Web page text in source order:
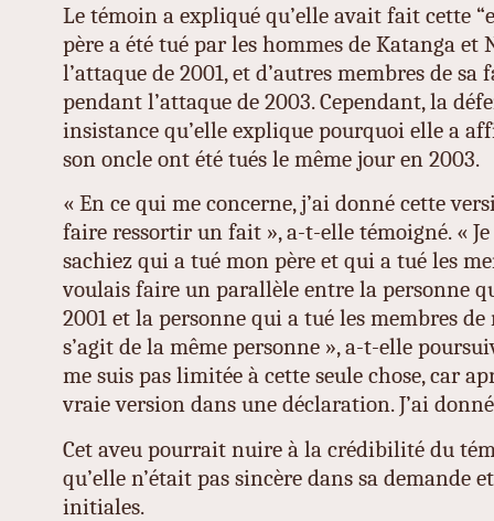
Le témoin a expliqué qu’elle avait fait cette
père a été tué par les hommes de Katanga et
l’attaque de 2001, et d’autres membres de
pendant l’attaque de 2003. Cependant, la
insistance qu’elle explique pourquoi elle a
son oncle ont été tués le même jour en 2003.
« En ce qui me concerne, j’ai donné cette
faire ressortir un fait », a-t-elle témoigné. «
sachiez qui a tué mon père et qui a tué les
voulais faire un parallèle entre la personne
2001 et la personne qui a tué les membres
s’agit de la même personne », a-t-elle
me suis pas limitée à cette seule chose, car
vraie version dans une déclaration. J’ai
Cet aveu pourrait nuire à la crédibilité du
qu’elle n’était pas sincère dans sa demande
initiales.